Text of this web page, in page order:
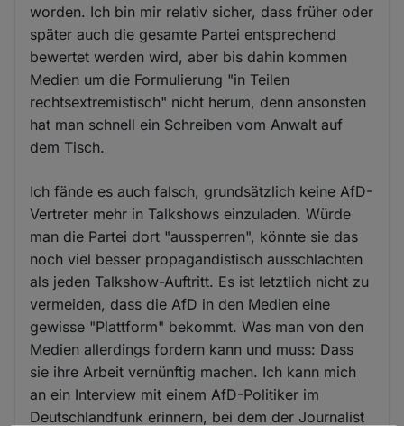
worden. Ich bin mir relativ sicher, dass früher oder
später auch die gesamte Partei entsprechend
bewertet werden wird, aber bis dahin kommen
Medien um die Formulierung "in Teilen
rechtsextremistisch" nicht herum, denn ansonsten
hat man schnell ein Schreiben vom Anwalt auf
dem Tisch.
Ich fände es auch falsch, grundsätzlich keine AfD-
Vertreter mehr in Talkshows einzuladen. Würde
man die Partei dort "aussperren", könnte sie das
noch viel besser propagandistisch ausschlachten
als jeden Talkshow-Auftritt. Es ist letztlich nicht zu
vermeiden, dass die AfD in den Medien eine
gewisse "Plattform" bekommt. Was man von den
Medien allerdings fordern kann und muss: Dass
sie ihre Arbeit vernünftig machen. Ich kann mich
an ein Interview mit einem AfD-Politiker im
Deutschlandfunk erinnern, bei dem der Journalist